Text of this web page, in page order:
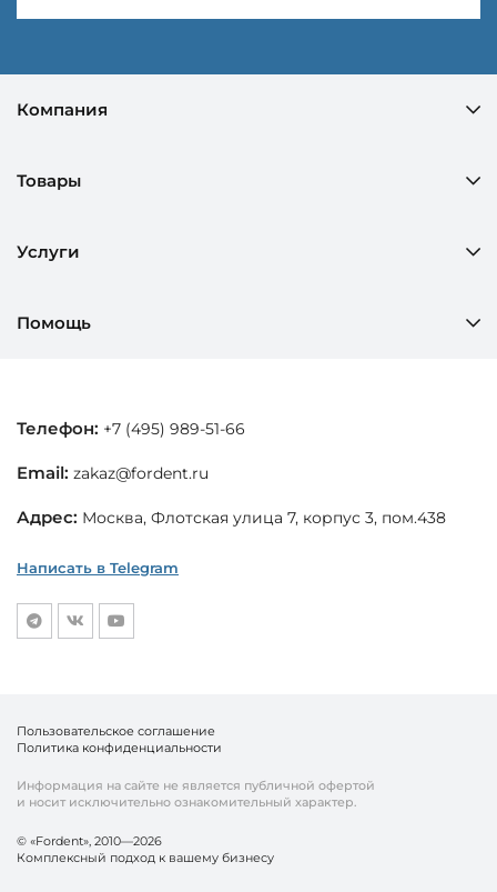
Компания
Товары
Услуги
Помощь
Телефон: +7 (495) 989-51-66
Email: zakaz@fordent.ru
Адрес: Москва, Флотская улица 7, корпус 3, пом.438
Написать в Telegram
© «Fordent», 2010—2026
Комплексный подход к вашему бизнесу
Информация на сайте не является публичной офертой
и носит исключительно ознакомительный характер.
Пользовательское соглашение
Политика конфиденциальности